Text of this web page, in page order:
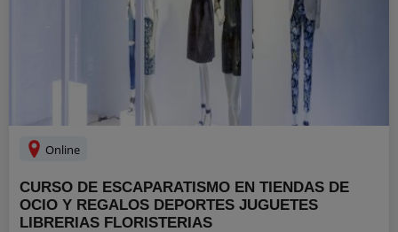
Online
CURSO DE ESCAPARATISMO EN TIENDAS DE
OCIO Y REGALOS DEPORTES JUGUETES
LIBRERIAS FLORISTERIAS